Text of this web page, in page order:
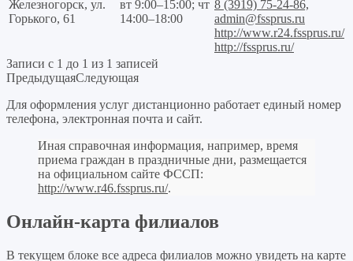
Железногорск, ул.
Горького, 61
вт 9:00–15:00; чт
14:00–18:00
8 (3919) 75-24-86,
admin@fssprus.ru
http://www.r24.fssprus.ru/
http://fssprus.ru/
Записи с 1 до 1 из 1 записей
ПредыдущаяСледующая
Для оформления услуг дистанционно работает единый номер
телефона, электронная почта и сайт.
Иная справочная информация, например, время
приема граждан в праздничные дни, размещается
на официальном сайте ФССП:
http://www.r46.fssprus.ru/.
Онлайн-карта филиалов
В текущем блоке все адреса филиалов можно увидеть на карте